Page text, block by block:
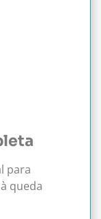
para
queda